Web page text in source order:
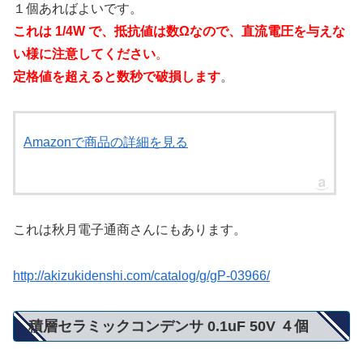
１個あればよいです。
これは 1/4W で、抵抗値は数Ωなので、直流電圧を与えな
い様に注意してください。
定格値を超えると数秒で破損します。
Amazonで商品の詳細を見る
これは秋月電子通商さんにもあります。
http://akizukidenshi.com/catalog/g/gP-03966/
積層セラミックコンデンサ 0.1uF 50V ４個